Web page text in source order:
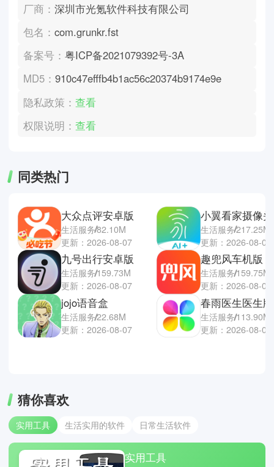
厂商：深圳市光氪软件科技有限公司
包名：com.grunkr.fst
备案号：粤ICP备2021079392号-3A
MD5：910c47efffb4b1ac56c20374b9174e9e
隐私政策：查看
权限说明：查看
同类热门
大众点评安卓版
生活服务82.10M
更新：2026-08-07
九号出行安卓版
生活服务159.73M
更新：2026-08-07
jojo语音盒
生活服务22.68M
更新：2026-08-07
小翼看家摄像头
生活服务217.25M
更新：2026-08-07
趣兜风车机版
生活服务159.75M
更新：2026-08-06
春雨医生医生版
生活服务113.90M
更新：2026-08-06
猜你喜欢
实用工具 生活实用的软件 日常生活软件
实用工具